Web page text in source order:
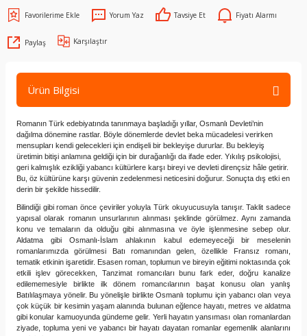
Yorum Yaz Tavsiye Et Fiyatı Alarmı
Paylaş Karşılaştır
Ürün Bilgisi
Romanın Türk edebiyatında tanınmaya başladığı yıllar, Osmanlı Devleti’nin
dağılma dönemine rastlar. Böyle dönemlerde devlet beka mücadelesi verirken
mensupları kendi gelecekleri için endişeli bir bekleyişe dururlar. Bu bekleyiş
üretimin bitişi anlamına geldiği için bir durağanlığı da ifade eder. Yıkılış psikolojisi,
geri kalmışlık ezikliği yabancı kültürlere karşı bireyi ve devleti dirençsiz hâle getirir.
Bu, öz kültürüne karşı güvenin zedelenmesi neticesini doğurur. Sonuçta dış etki en
derin bir şekilde hissedilir.
Bilindiği gibi roman önce çeviriler yoluyla Türk okuyucusuyla tanışır. Taklit sadece
yapısal olarak romanın unsurlarının alınması şeklinde görülmez. Aynı zamanda
konu ve temaların da olduğu gibi alınmasına ve öyle işlenmesine sebep olur.
Aldatma gibi Osmanlı-İslam ahlakının kabul edemeyeceği bir meselenin
romanlarımızda görülmesi Batı romanından gelen, özellikle Fransız romanı,
tematik etkinin işaretidir. Esasen roman, toplumun ve bireyin eğitimi noktasında çok
etkili işlev görecekken, Tanzimat romancıları bunu fark eder, doğru kanalize
edilememesiyle birlikte ilk dönem romancılarının başat konusu olan yanlış
Batılılaşmaya yönelir. Bu yönelişle birlikte Osmanlı toplumu için yabancı olan veya
çok küçük bir kesimin yaşam alanında bulunan eğlence hayatı, metres ve aldatma
gibi konular kamuoyunda gündeme gelir. Yerli hayatın yansıması olan romanlardan
ziyade, topluma yeni ve yabancı bir hayatı dayatan romanlar egemenlik alanlarını